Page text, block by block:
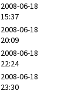
2008-06-18
15:37
2008-06-18
20:09
2008-06-18
22:24
2008-06-18
23:30